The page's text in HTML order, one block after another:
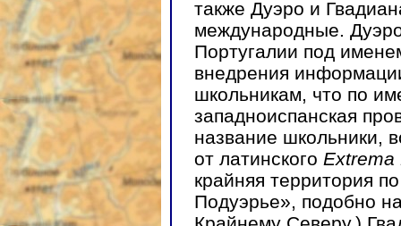
также Дуэро и
международные.
Португалии под
внедрения
школьникам, что по
западноиспанская
название школьники,
от латинского Extrema
крайняя территория
Подуэрье», подобно